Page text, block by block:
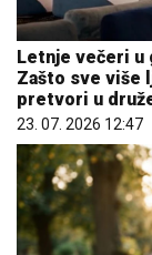
Letnje večeri u
Zašto sve više
pretvori u
23. 07. 2026 12:47